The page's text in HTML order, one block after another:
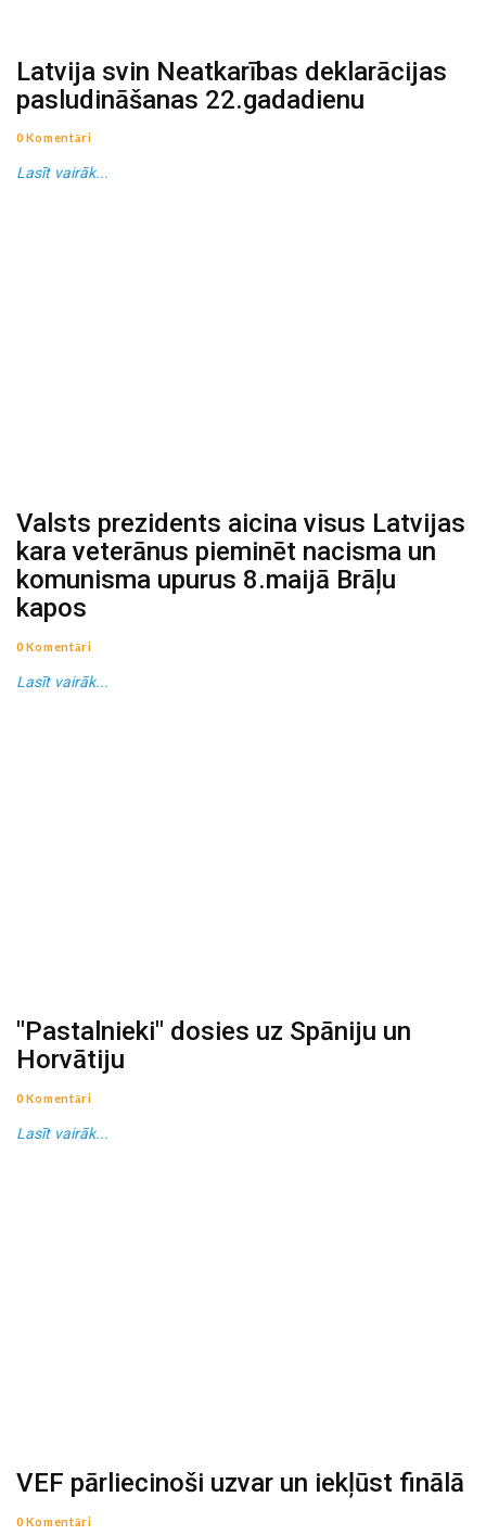
Latvija svin Neatkarības deklarācijas
pasludināšanas 22.gadadienu
0 Komentāri
Lasīt vairāk...
Valsts prezidents aicina visus Latvijas
kara veterānus pieminēt nacisma un
komunisma upurus 8.maijā Brāļu
kapos
0 Komentāri
Lasīt vairāk...
"Pastalnieki" dosies uz Spāniju un
Horvātiju
0 Komentāri
Lasīt vairāk...
VEF pārliecinoši uzvar un iekļūst finālā
0 Komentāri